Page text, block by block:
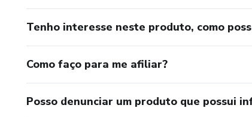
Tenho interesse neste produto, como
Como faço para me afiliar?
Posso denunciar um produto que possui